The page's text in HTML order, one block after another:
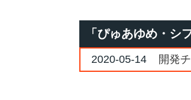
「ぴゅあゆめ・シ
2020-05-14 開発